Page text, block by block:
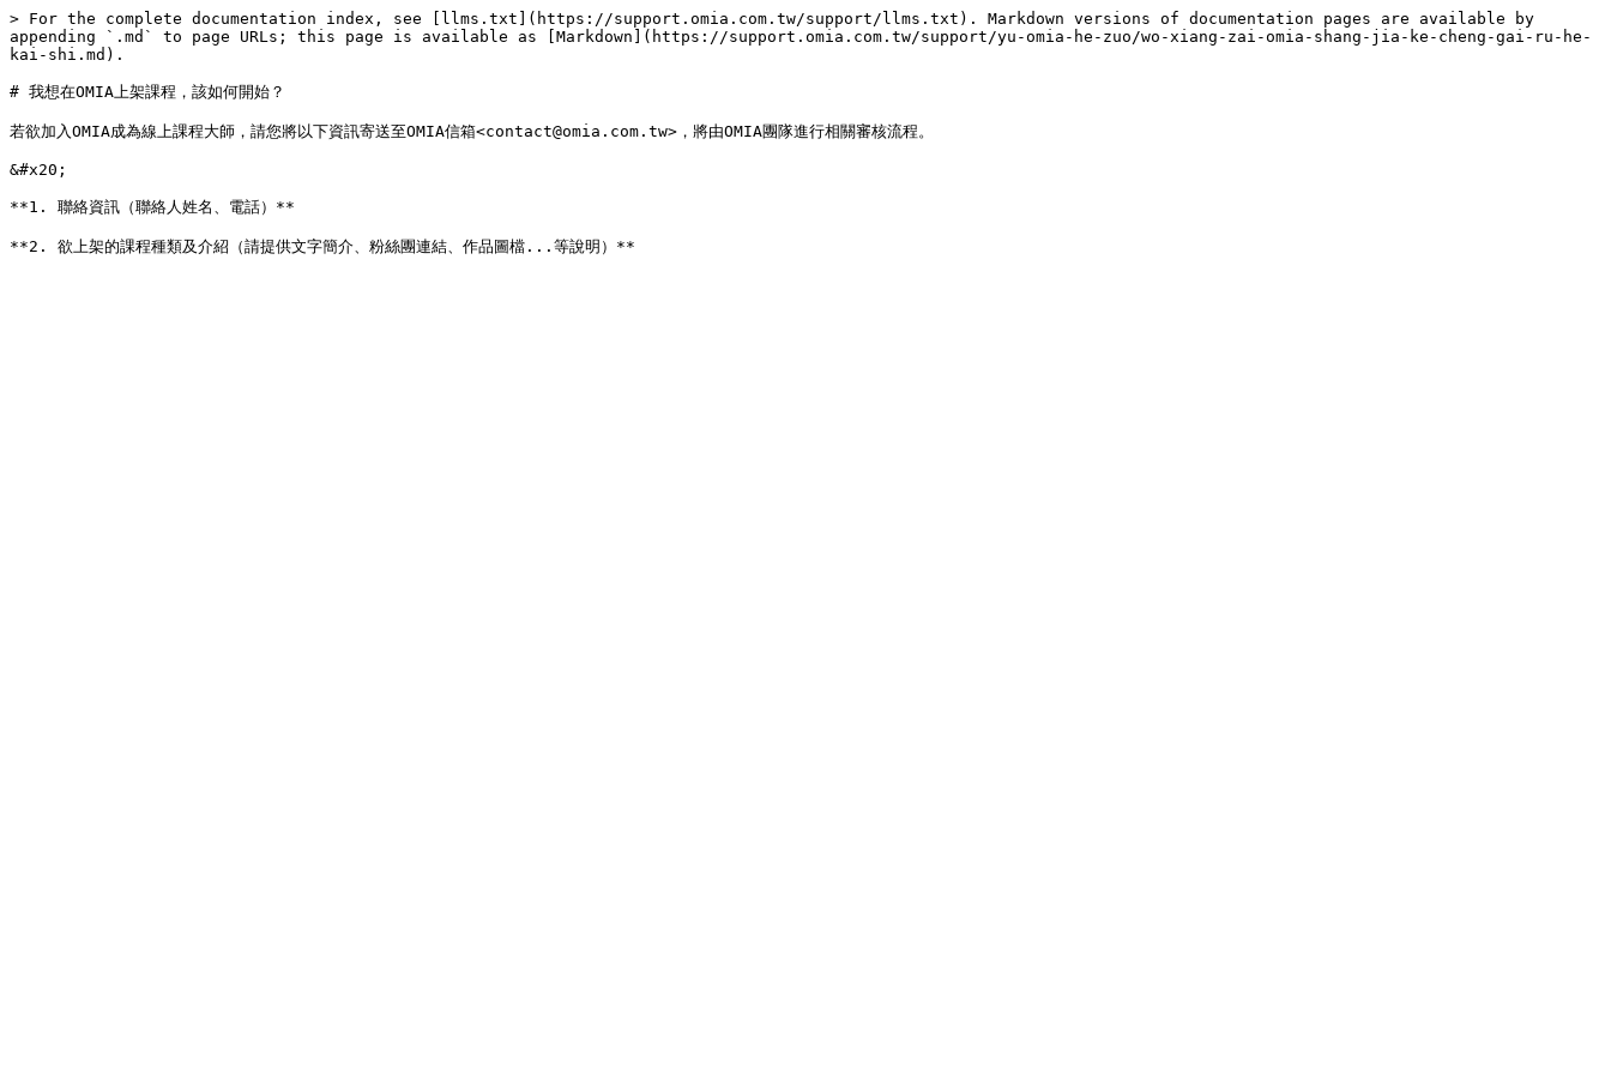
> For the complete documentation index, see [llms.txt](https://support.omia.com.tw/support/llms.txt). Markdown versions of documentation pages are available by
appending `.md` to page URLs; this page is available as [Markdown](https://support.omia.com.tw/support/yu-omia-he-zuo/wo-xiang-zai-omia-shang-jia-ke-cheng-gai-ru-he-
kai-shi.md).
# 我想在OMIA上架課程，該如何開始？
若欲加入OMIA成為線上課程大師，請您將以下資訊寄送至OMIA信箱<contact@omia.com.tw>，將由OMIA團隊進行相關審核流程。
&#x20;
**1. 聯絡資訊（聯絡人姓名、電話）**